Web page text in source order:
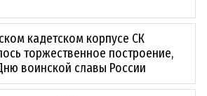
кадетском корпусе СК
торжественное построение,
воинской славы России